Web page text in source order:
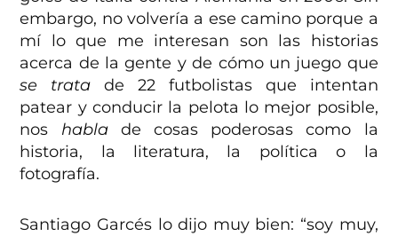
embargo, no volvería a ese camino porque a
mí lo que me interesan son las historias
acerca de la gente y de cómo un juego que
se trata de 22 futbolistas que intentan
patear y conducir la pelota lo mejor posible,
nos hablade cosas poderosas como la
historia, la literatura, la política o la
fotografía.
Santiago Garcés lo dijo muy bien: “soy muy,